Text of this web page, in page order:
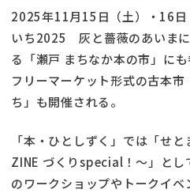
2025年11月15日（土）・16日
いち2025 灰と薔薇のあいま
る「瀬戸 まちなか本の市」に
フリーマーケット形式の古本
ち」も開催される。
「本・ひとしずく」では「せ
ZINE づくりspecial！〜」とし
のワークショップやトークイ